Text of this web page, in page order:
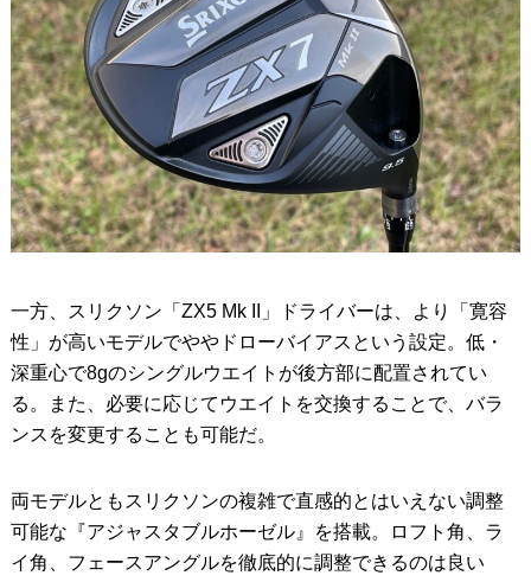
一方、スリクソン「ZX5 Mk II」ドライバーは、より「寛容
性」が高いモデルでややドローバイアスという設定。低・
深重心で8gのシングルウエイトが後方部に配置されてい
る。また、必要に応じてウエイトを交換することで、バラ
ンスを変更することも可能だ。
両モデルともスリクソンの複雑で直感的とはいえない調整
可能な『アジャスタブルホーゼル』を搭載。ロフト角、ラ
イ角、フェースアングルを徹底的に調整できるのは良い